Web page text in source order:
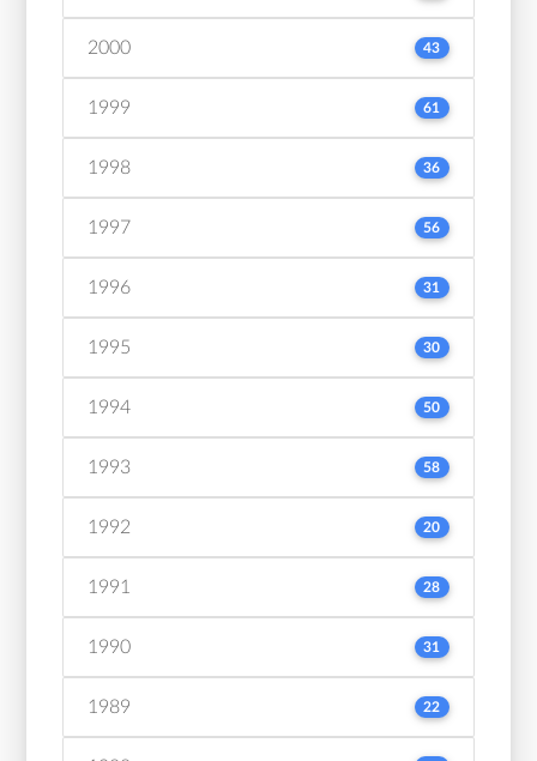
2000 43
1999 61
1998 36
1997 56
1996 31
1995 30
1994 50
1993 58
1992 20
1991 28
1990 31
1989 22